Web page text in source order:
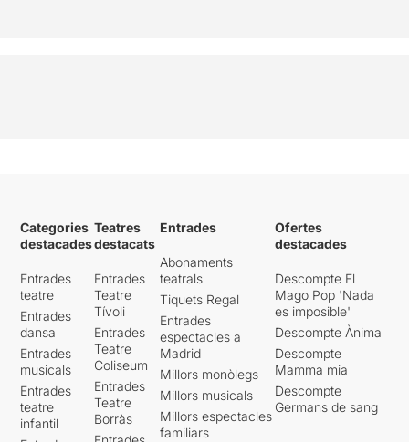
Categories
destacades
Entrades
teatre
Entrades
dansa
Entrades
musicals
Entrades
teatre
infantil
Teatres
destacats
Entrades
Teatre
Tívoli
Entrades
Teatre
Coliseum
Entrades
Teatre
Borràs
Entrades
Abonaments
teatrals
Tiquets Regal
Entrades
espectacles a
Madrid
Millors monòlegs
Millors musicals
Millors espectacles
familiars
Ofertes
destacades
Descompte El
Mago Pop 'Nada
es imposible'
Descompte Ànima
Descompte
Mamma mia
Descompte
Germans de sang